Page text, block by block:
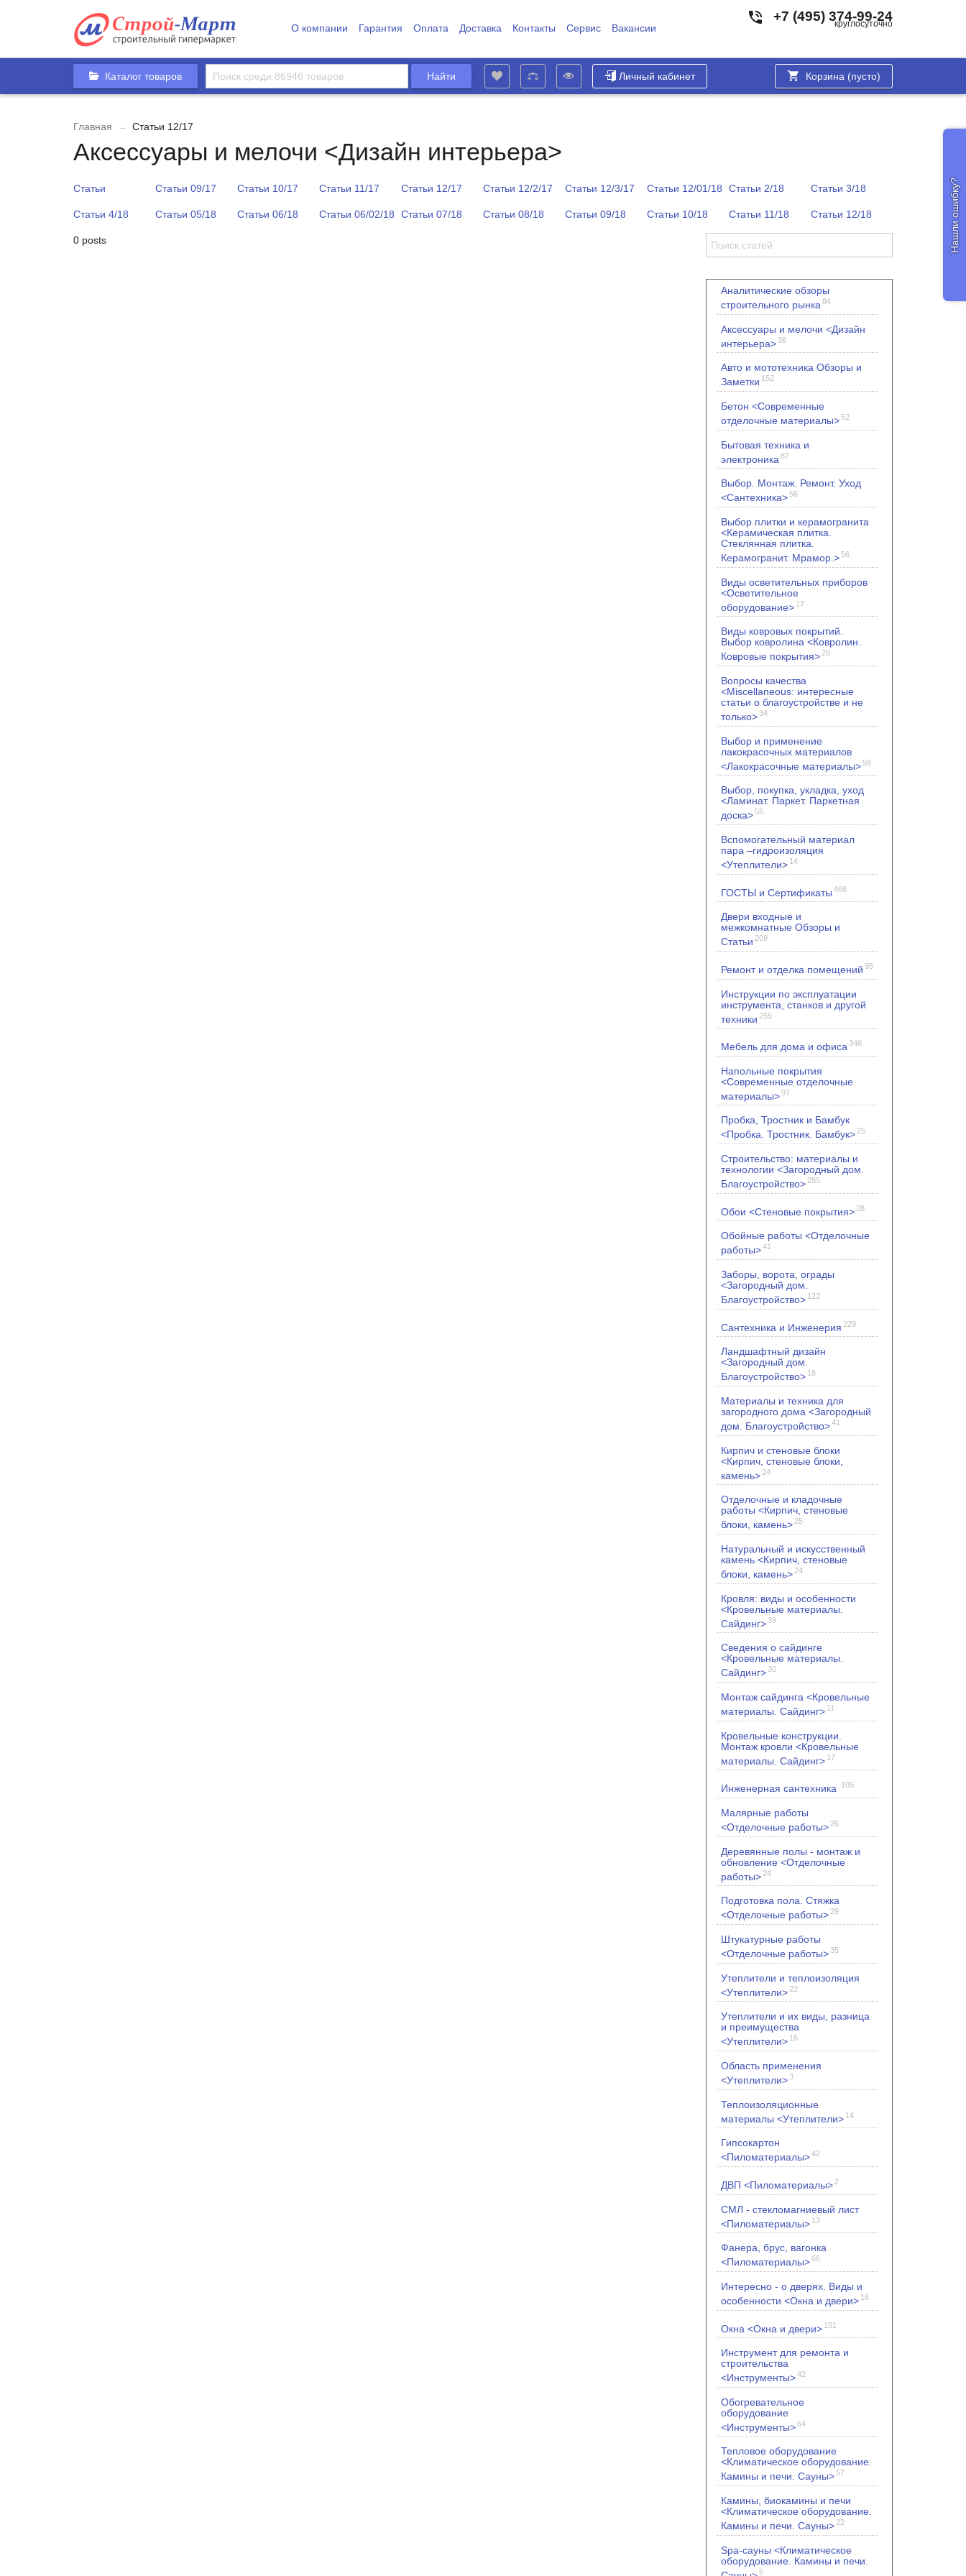
О компании Гарантия Оплата Доставка Контакты Сервис Вакансии
+7 (495) 374-99-24
круглосуточно
Каталог товаров Личный кабинет Корзина (пусто)
Главная → Статьи 12/17
Аксессуары и мелочи <Дизайн интерьера>
Статьи Статьи 09/17 Статьи 10/17 Статьи 11/17 Статьи 12/17 Статьи 12/2/17 Статьи 12/3/17 Статьи 12/01/18 Статьи 2/18 Статьи 3/18
Статьи 4/18 Статьи 05/18 Статьи 06/18 Статьи 06/02/18 Статьи 07/18 Статьи 08/18 Статьи 09/18 Статьи 10/18 Статьи 11/18 Статьи 12/18
0 posts
Аналитические обзоры
строительного рынка 84
Аксессуары и мелочи <Дизайн
интерьера>36
Авто и мототехника Обзоры и
Заметки 152
Бетон <Современные
отделочные материалы>52
Бытовая техника и
электроника 87
Выбор. Монтаж. Ремонт. Уход
<Сантехника>56
Выбор плитки и керамогранита
<Керамическая плитка.
Стеклянная плитка.
Керамогранит. Мрамор.>56
Виды осветительных приборов
<Осветительное
оборудование> 17
Виды ковровых покрытий.
Выбор ковролина <Ковролин.
Ковровые покрытия> 20
Вопросы качества
<Miscellaneous: интересные
статьи о благоустройстве и не
только>34
Выбор и применение
лакокрасочных материалов
<Лакокрасочные материалы>58
Выбор, покупка, укладка, уход
<Ламинат. Паркет. Паркетная
доска>55
Вспомогательный материал
пара –гидроизоляция
<Утеплители> 14
ГОСТЫ и Сертификаты 466
Двери входные и
межкомнатные Обзоры и
Статьи 209
Ремонт и отделка помещений 95
Инструкции по эксплуатации
инструмента, станков и другой
техники 255
Мебель для дома и офиса 346
Напольные покрытия
<Современные отделочные
материалы>97
Пробка, Тростник и Бамбук
<Пробка. Тростник. Бамбук>25
Строительство: материалы и
технологии <Загородный дом.
Благоустройство> 285
Обои <Стеновые покрытия> 28
Обойные работы <Отделочные
работы>41
Заборы, ворота, ограды
<Загородный дом.
Благоустройство> 122
Сантехника и Инженерия 229
Ландшафтный дизайн
<Загородный дом.
Благоустройство> 18
Материалы и техника для
загородного дома <Загородный
дом. Благоустройство>41
Кирпич и стеновые блоки
<Кирпич, стеновые блоки,
камень> 24
Отделочные и кладочные
работы <Кирпич, стеновые
блоки, камень> 25
Натуральный и искусственный
камень <Кирпич, стеновые
блоки, камень> 24
Кровля: виды и особенности
<Кровельные материалы.
Сайдинг>39
Сведения о сайдинге
<Кровельные материалы.
Сайдинг>30
Монтаж сайдинга <Кровельные
материалы. Сайдинг> 11
Кровельные конструкции.
Монтаж кровли <Кровельные
материалы. Сайдинг> 17
Инженерная сантехника 105
Малярные работы
<Отделочные работы> 26
Деревянные полы - монтаж и
обновление <Отделочные
работы> 24
Подготовка пола. Стяжка
<Отделочные работы> 29
Штукатурные работы
<Отделочные работы>35
Утеплители и теплоизоляция
<Утеплители> 22
Утеплители и их виды, разница
и преимущества
<Утеплители> 16
Область применения
<Утеплители>3
Теплоизоляционные
материалы <Утеплители> 14
Гипсокартон
<Пиломатериалы>42
ДВП <Пиломатериалы> 2
СМЛ - стекломагниевый лист
<Пиломатериалы> 13
Фанера, брус, вагонка
<Пиломатериалы>66
Интересно - о дверях. Виды и
особенности <Окна и двери> 16
Окна <Окна и двери> 151
Инструмент для ремонта и
строительства
<Инструменты>42
Обогревательное
оборудование
<Инструменты>64
Тепловое оборудование
<Климатическое оборудование.
Камины и печи. Сауны>57
Камины, биокамины и печи
<Климатическое оборудование.
Камины и печи. Сауны> 22
Spa-сауны <Климатическое
оборудование. Камины и печи.
5
Нашли ошибку?